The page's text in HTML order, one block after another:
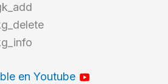
en Youtube